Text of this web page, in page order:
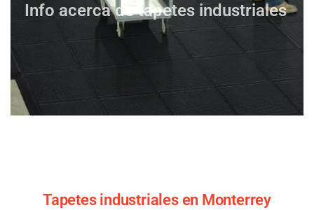
Info acerca de tapetes industriales
Tapetes industriales en Monterrey